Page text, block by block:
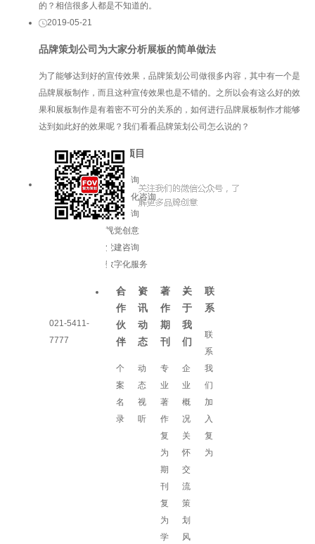
的？相信很多人都是不知道的。
2019-05-21
品牌策划公司为大家分析展板的简单做法
为了能够达到好的宣传效果，品牌策划公司做很多内容，其中有一个是
品牌展板制作，而且这种宣传效果也是不错的。之所以会有这么好的效
果和展板制作是有着密不可分的关系的，如何进行品牌展板制作才能够
达到如此好的效果呢？我们看看品牌策划公司怎么说的？
021-5411-
7777
服务项目
品牌咨询
企业文化咨询
增长咨询
视觉创意
党建咨询
数字化服务
合
作
伙
伴
个
案
名
录
资
讯
动
态
动
态
视
听
著
作
期
刊
专
业
著
作
复
为
期
刊
复
为
学
关
于
我
们
企
业
概
况
关
怀
交
流
策
划
风
联
系
联
系
我
们
加
入
复
为